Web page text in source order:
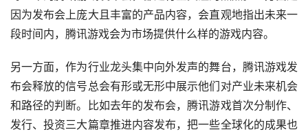
因为发布会上庞大且丰富的产品内容，会直观地指出未来一
段时间内，腾讯游戏会为市场提供什么样的游戏内容。
另一方面，作为行业龙头集中向外发声的舞台，腾讯游戏发
布会释放的信号总会有形或无形中展示他们对产业未来机会
和路径的判断。比如去年的发布会，腾讯游戏首次分制作、
发行、投资三大篇章推进内容发布，把一些全球化的成果也